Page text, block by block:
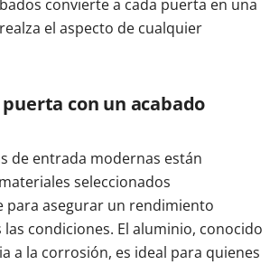
convierte a cada puerta en una
el aspecto de cualquier
con un acabado
de entrada modernas están
seleccionados
para asegurar un rendimiento
condiciones. El aluminio, conocido
a la corrosión, es ideal para quienes